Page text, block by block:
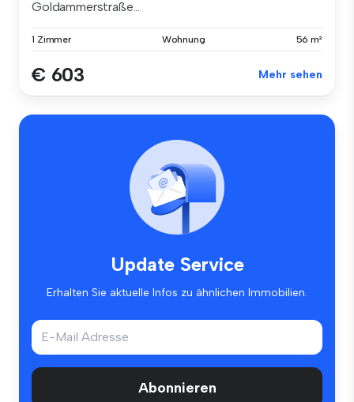
Goldammerstraße...
1 Zimmer Wohnung 56 m²
€ 603 Mehr sehen
Update Service
Erhalten Sie aktuelle Infos zu ähnlichen Immobilien.
Abonnieren